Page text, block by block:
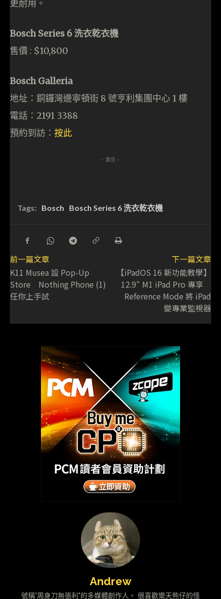
更耐用。
Bosch Series 6 洗衣乾衣機
售價 : $10,800
Bosch Galleria
地址：銅鑼灣邊寧頓街 8 號亨利集團中心 1 樓
電話：2191 3388
預約到訪： 按此
- 廣告 -
Tags: Bosch Bosch Series 6 洗衣乾衣機
前一篇文章
K11 Musea 設 Pop-Up
Store Nothing Phone (1)
任你上手試
下一篇文章
【iPadOS 16 新功能教學】
12.9″ M1 iPad Pro 專享
Reference Mode 將 iPad
變專業監視器
Andrew
號稱"周身刀無張利"的多媒體創作人。 很喜歡樂天熊仔的怪